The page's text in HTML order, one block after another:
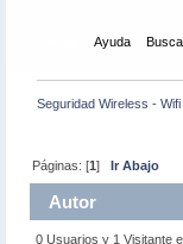
Ayuda
Seguridad Wireless - Wifi
Páginas: [1]Ir Abajo
Autor
0 Usuarios y 1 Visitante